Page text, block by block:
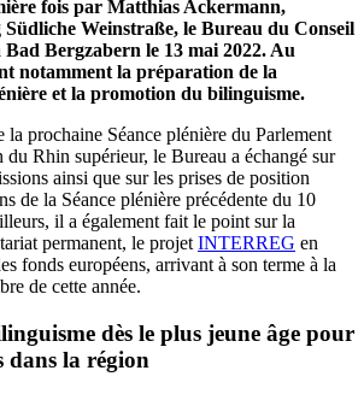
fois par Matthias Ackermann,
Weinstraße, le Bureau du Conseil
Bad Bergzabern le 13 mai 2022. Au
notamment la préparation de la
et la promotion du bilinguisme.
la prochaine Séance plénière du Parlement
Rhin supérieur, le Bureau a échangé sur
ainsi que sur les prises de position
de la Séance plénière précédente du 10
il a également fait le point sur la
permanent, le projetINTERREG en
fonds européens, arrivant à son terme à la
de cette année.
dès le plus jeune âge pour
dans la région